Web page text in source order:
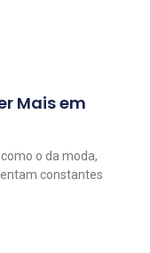
Mais em
o da moda,
constantes